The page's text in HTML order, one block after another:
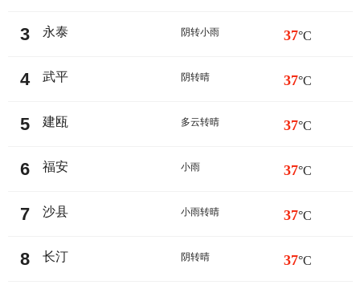
3 永泰 阴转小雨 37°C
4 武平 阴转晴 37°C
5 建瓯 多云转晴 37°C
6 福安 小雨 37°C
7 沙县 小雨转晴 37°C
8 长汀 阴转晴 37°C